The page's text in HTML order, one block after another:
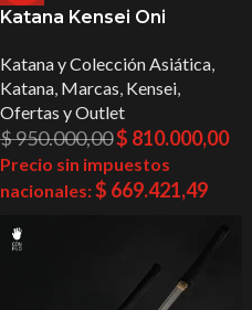
Katana Kensei Oni
Katana y Colección Asiática,
Katana, Marcas, Kensei,
Ofertas y Outlet
$950.000,00$ 810.000,00
Precio sin impuestos
nacionales:$ 669.421,49